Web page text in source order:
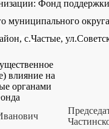
Фонд поддержки
муниципального
с.Частые,
влияние на
органами